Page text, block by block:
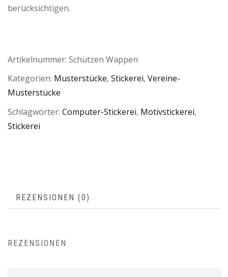
berücksichtigen.
Artikelnummer: Schützen Wappen
Kategorien: Musterstücke, Stickerei, Vereine-
Musterstücke
Schlagwörter: Computer-Stickerei, Motivstickerei,
Stickerei
REZENSIONEN (0)
REZENSIONEN